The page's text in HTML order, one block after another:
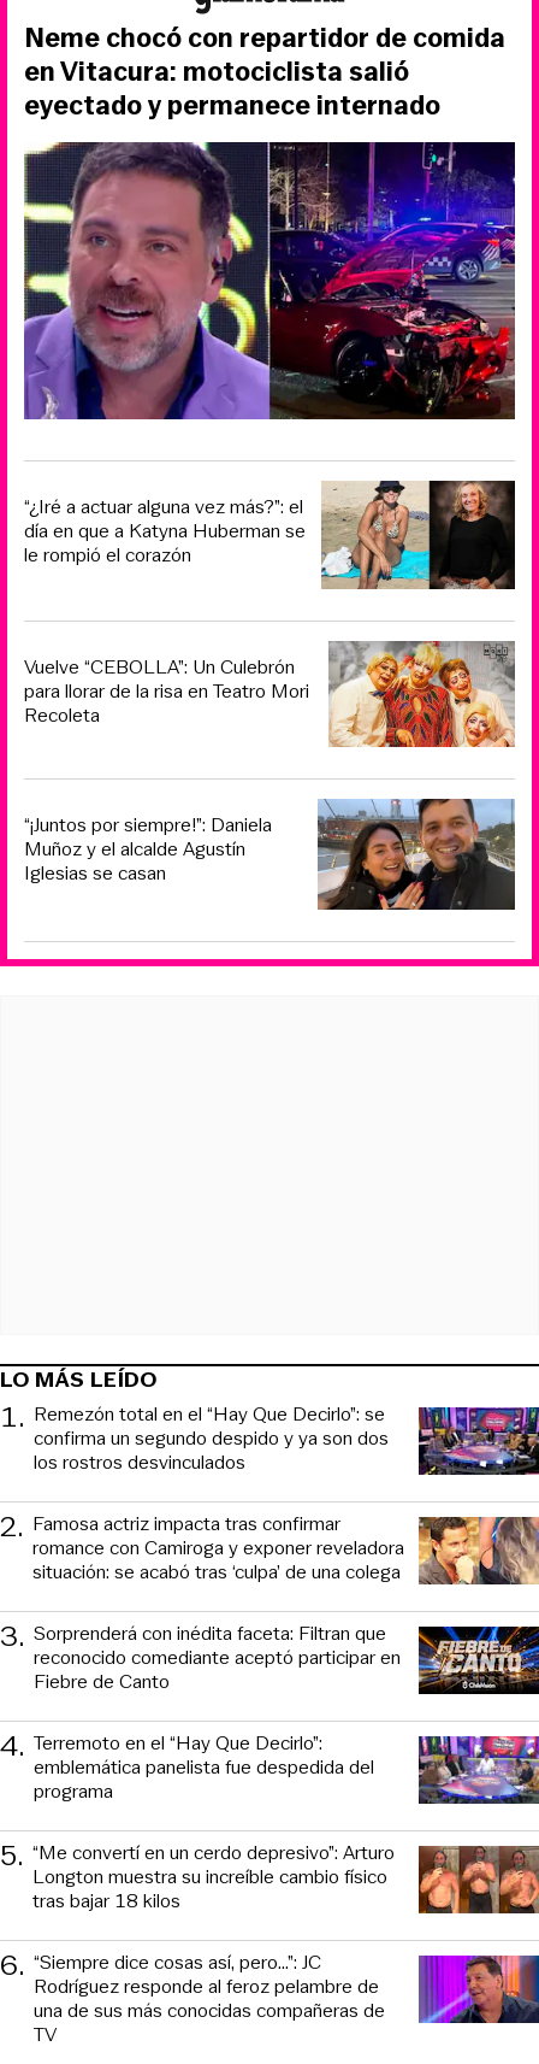
Neme chocó con repartidor de comida
en Vitacura: motociclista salió
eyectado y permanece internado
“¿Iré a actuar alguna vez más?”: el
día en que a Katyna Huberman se
le rompió el corazón
Vuelve “CEBOLLA”: Un Culebrón
para llorar de la risa en Teatro Mori
Recoleta
“¡Juntos por siempre!”: Daniela
Muñoz y el alcalde Agustín
Iglesias se casan
LO MÁS LEÍDO
1. Remezón total en el “Hay Que Decirlo”: se
confirma un segundo despido y ya son dos
los rostros desvinculados
2. Famosa actriz impacta tras confirmar
romance con Camiroga y exponer reveladora
situación: se acabó tras ‘culpa’ de una colega
3. Sorprenderá con inédita faceta: Filtran que
reconocido comediante aceptó participar en
Fiebre de Canto
4. Terremoto en el “Hay Que Decirlo”:
emblemática panelista fue despedida del
programa
5. “Me convertí en un cerdo depresivo”: Arturo
Longton muestra su increíble cambio físico
tras bajar 18 kilos
6. “Siempre dice cosas así, pero...”: JC
Rodríguez responde al feroz pelambre de
una de sus más conocidas compañeras de
TV